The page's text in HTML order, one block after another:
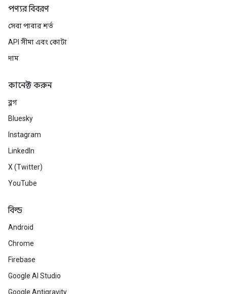
পণ্যর বিবরণ
সেবা পাবার শর্ত
API সীমা এবং কোটা
দাম
কানেক্ট করুন
ব্লগ
Bluesky
Instagram
LinkedIn
X (Twitter)
YouTube
বিল্ড
Android
Chrome
Firebase
Google AI Studio
Google Antigravity